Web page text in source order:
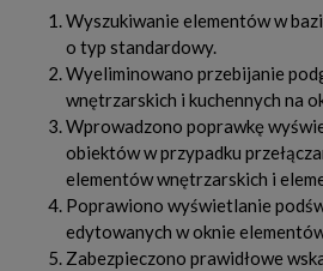
Wyszukiwanie elementów w
o typ standardowy.
Wyeliminowano przebijanie
wnętrzarskich i kuchennych na
Wprowadzono poprawkę
obiektów w przypadku
elementów wnętrzarskich i
Poprawiono wyświetlanie
edytowanych w oknie
Zabezpieczono prawidłowe